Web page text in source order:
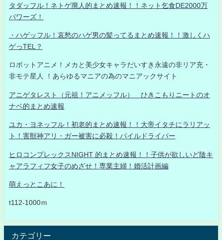
タダッフル！ネトゲ廃人的まとめ速報！！ネット乞食DE2000万
パワーズ！
・ハゲッフル！哀愁のハゲ男の髪ってるまとめ速報！！激しくハ
ゲっTEL？
ロボットアニメ！メカと美少女キャラだいすき永遠の非リア充・
非モテ星人 ！あらゆるマニアの為のマニアックサイト
アニゲタレスト（元祖！アニメッフル） ひきこもりニートのオ
ナベ的まとめ速報
ユカ・ヨネッフル！初老的まとめ速報！！大帝イタチにラリアッ
ト！害獣神アリ・ガー被害に必殺！パイルドライバー
ヒロコンプレックスNIGHT 的まとめ速報！！子供が欲しいど陰キ
ャアラフィフ女子のめざせ！専業主婦！婚活計画編
萌えっとこあに！
t112-1000ｍ
カテゴリー